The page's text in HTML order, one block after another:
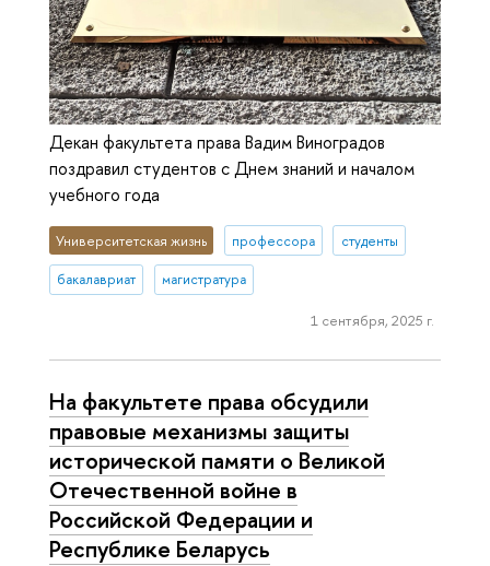
Декан факультета права Вадим Виноградов
поздравил студентов с Днем знаний и началом
учебного года
Университетская жизнь профессора студенты
бакалавриат магистратура
1 сентября, 2025 г.
На факультете права обсудили
правовые механизмы защиты
исторической памяти о Великой
Отечественной войне в
Российской Федерации и
Республике Беларусь